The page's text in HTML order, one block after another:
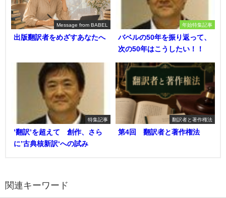
Message from BABEL
出版翻訳者をめざすあなたへ
年始特集記事
バベルの50年を振り返って、
次の50年はこうしたい！！
特集記事
’翻訳’を超えて 創作、さら
に’古典核新訳‘への試み
翻訳者と著作権法
第4回 翻訳者と著作権法
関連キーワード